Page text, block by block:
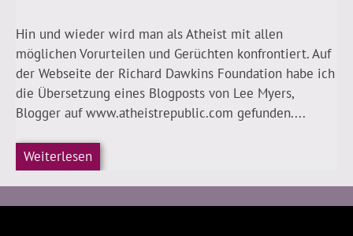
Hin und wieder wird man als Atheist mit allen
möglichen Vorurteilen und Gerüchten konfrontiert. Auf
der Webseite der Richard Dawkins Foundation habe ich
die Übersetzung eines Blogposts von Lee Myers,
Blogger auf www.atheistrepublic.com gefunden....
Weiterlesen